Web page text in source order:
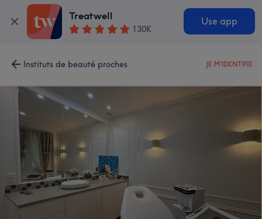
Treatwell
130K
Use app
Instituts de beauté proches JE M'IDENTIFIE